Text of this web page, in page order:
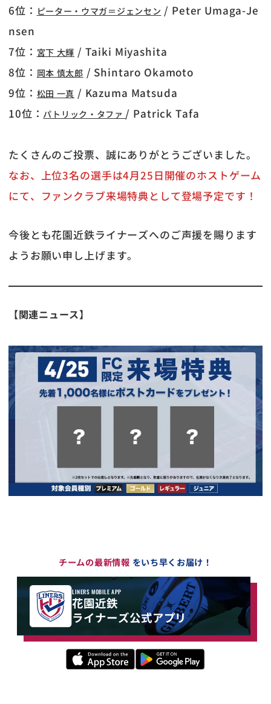
6位： ピーター・ウマガ＝ジェンセン / Peter Umaga-Je
nsen
7位： 宮下 大輝 / Taiki Miyashita
8位： 岡本 慎太郎 / Shintaro Okamoto
9位： 松田 一真 / Kazuma Matsuda
10位： パトリック・タファ / Patrick Tafa
たくさんのご投票、誠にありがとうございました。
なお、上位3名の選手は4月25日開催のホストゲーム
にて、ファンクラブ来場特典として登場予定です！
今後とも花園近鉄ライナーズへのご声援を賜ります
ようお願い申し上げます。
【関連ニュース】
チームの最新情報 をいち早くお届け！
LINERS MOBILE APP
花園近鉄
ライナーズ公式アプリ